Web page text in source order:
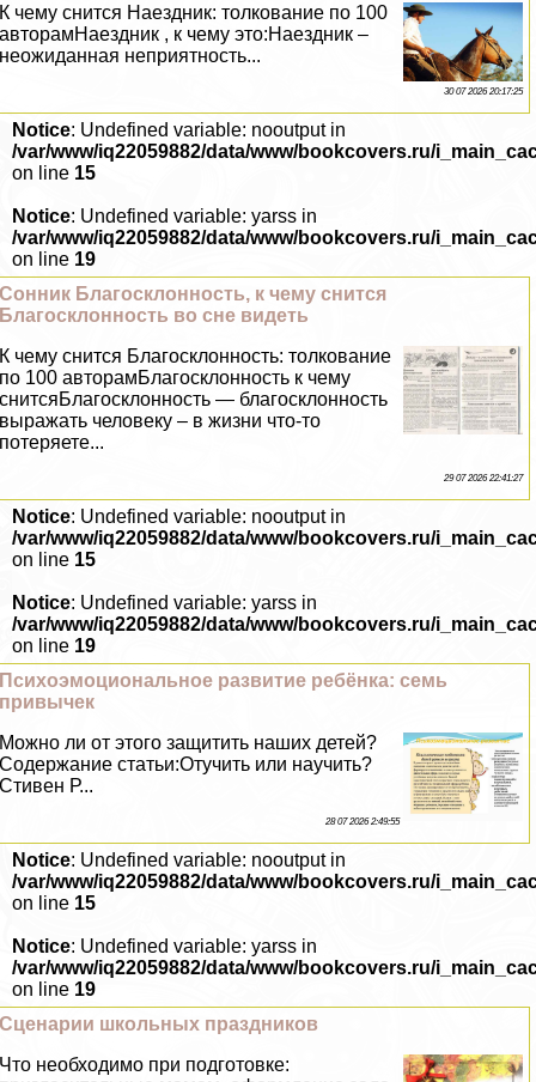
К чему снится Наездник: толкование по 100
авторамНаездник , к чему это:Наездник –
неожиданная неприятность...
30 07 2026 20:17:25
Notice: Undefined variable: nooutput in
/var/www/iq22059882/data/www/bookcovers.ru/
on line 15
Notice: Undefined variable: yarss in
/var/www/iq22059882/data/www/bookcovers.ru/
on line 19
Сонник Благосклонность, к чему снится
Благосклонность во сне видеть
К чему снится Благосклонность: толкование
по 100 авторамБлагосклонность к чему
снитсяБлагосклонность — благосклонность
выражать человеку – в жизни что-то
потеряете...
29 07 2026 22:41:27
Notice: Undefined variable: nooutput in
/var/www/iq22059882/data/www/bookcovers.ru/
on line 15
Notice: Undefined variable: yarss in
/var/www/iq22059882/data/www/bookcovers.ru/
on line 19
Психоэмоциональное развитие ребёнка: семь
привычек
Можно ли от этого защитить наших детей?
Содержание статьи:Отучить или научить?
Стивен Р...
28 07 2026 2:49:55
Notice: Undefined variable: nooutput in
/var/www/iq22059882/data/www/bookcovers.ru/
on line 15
Notice: Undefined variable: yarss in
/var/www/iq22059882/data/www/bookcovers.ru/
on line 19
Сценарии школьных праздников
Что необходимо при подготовке: